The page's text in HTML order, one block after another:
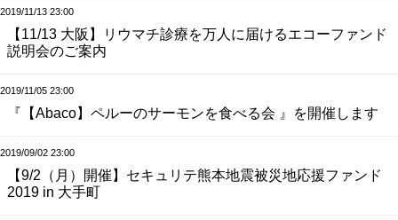
2019/11/13 23:00
【11/13 大阪】リウマチ診療を万人に届けるエコーファンド
説明会のご案内
2019/11/05 23:00
『【Abaco】ペルーのサーモンを食べる会 』を開催します
2019/09/02 23:00
【9/2（月）開催】セキュリテ熊本地震被災地応援ファンド
2019 in 大手町